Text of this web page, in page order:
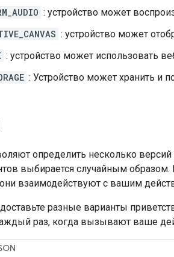
: устройство может
: устройство может
: устройство может использовать
: Устройство может хранить и
определить несколько
выбирается случайным
они взаимодействуют с вашим
разные варианты
раз, когда вызывают ваше